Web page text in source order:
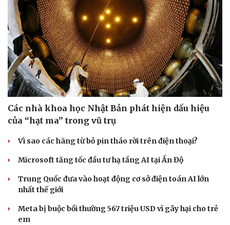
Các nhà khoa học Nhật Bản phát hiện dấu hiệu
của “hạt ma” trong vũ trụ
Vì sao các hãng từ bỏ pin tháo rời trên điện thoại?
Microsoft tăng tốc đầu tư hạ tầng AI tại Ấn Độ
Trung Quốc đưa vào hoạt động cơ sở điện toán AI lớn
nhất thế giới
Meta bị buộc bồi thường 567 triệu USD vì gây hại cho trẻ
em